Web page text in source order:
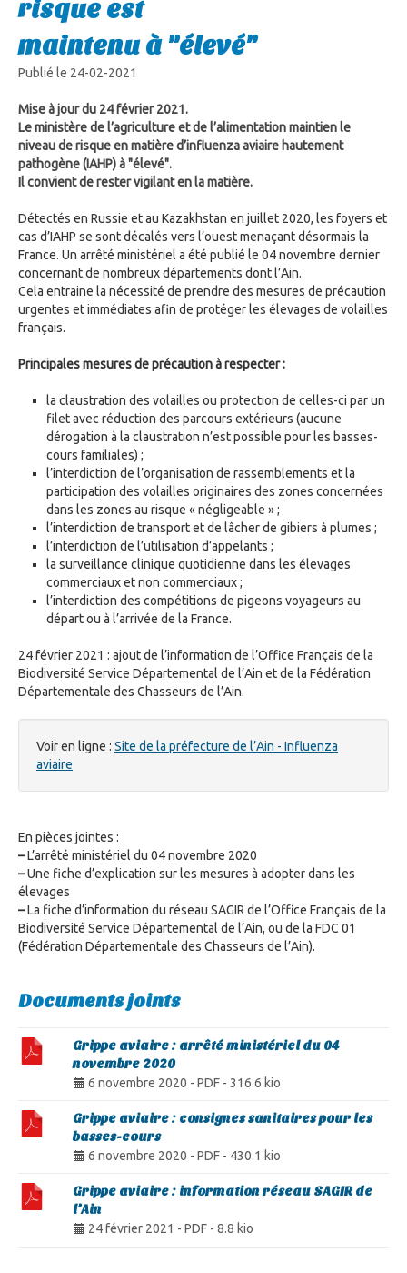
risque est
maintenu à "élevé"
Publié le 24-02-2021
Mise à jour du 24 février 2021.
Le ministère de l’agriculture et de l’alimentation maintien le
niveau de risque en matière d’influenza aviaire hautement
pathogène (IAHP) à "élevé".
Il convient de rester vigilant en la matière.
Détectés en Russie et au Kazakhstan en juillet 2020, les foyers et
cas d’IAHP se sont décalés vers l’ouest menaçant désormais la
France. Un arrêté ministériel a été publié le 04 novembre dernier
concernant de nombreux départements dont l’Ain.
Cela entraine la nécessité de prendre des mesures de précaution
urgentes et immédiates afin de protéger les élevages de volailles
français.
Principales mesures de précaution à respecter :
la claustration des volailles ou protection de celles-ci par un
filet avec réduction des parcours extérieurs (aucune
dérogation à la claustration n’est possible pour les basses-
cours familiales) ;
l’interdiction de l’organisation de rassemblements et la
participation des volailles originaires des zones concernées
dans les zones au risque « négligeable » ;
l’interdiction de transport et de lâcher de gibiers à plumes ;
l’interdiction de l’utilisation d’appelants ;
la surveillance clinique quotidienne dans les élevages
commerciaux et non commerciaux ;
l’interdiction des compétitions de pigeons voyageurs au
départ ou à l’arrivée de la France.
24 février 2021 : ajout de l’information de l’Office Français de la
Biodiversité Service Départemental de l’Ain et de la Fédération
Départementale des Chasseurs de l’Ain.
Voir en ligne : Site de la préfecture de l’Ain - Influenza
aviaire
En pièces jointes :
–L’arrêté ministériel du 04 novembre 2020
–Une fiche d’explication sur les mesures à adopter dans les
élevages
–La fiche d’information du réseau SAGIR de l’Office Français de la
Biodiversité Service Départemental de l’Ain, ou de la FDC 01
(Fédération Départementale des Chasseurs de l’Ain).
Documents joints
Grippe aviaire : arrêté ministériel du 04
novembre 2020
6 novembre 2020 - PDF - 316.6 kio
Grippe aviaire : consignes sanitaires pour les
basses-cours
6 novembre 2020 - PDF - 430.1 kio
Grippe aviaire : information réseau SAGIR de
l’Ain
24 février 2021 - PDF - 8.8 kio